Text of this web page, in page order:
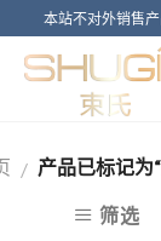
本站不对外销售
/ 产品已标记为
筛选